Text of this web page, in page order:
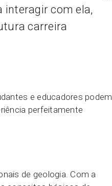
interagir com ela,
carreira
e educadores podem
perfeitamente
de geologia. Com a